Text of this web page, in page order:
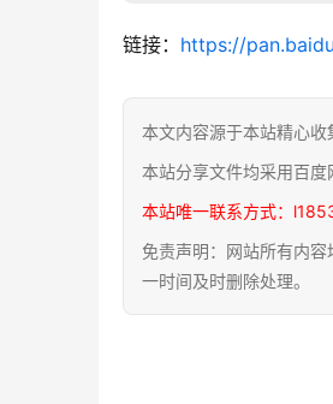
链接： https://
本文内容源于本站精心收
本站分享文件均采用百度
本站唯一联系方式：
免责声明：网站所有内
一时间及时删除处理。